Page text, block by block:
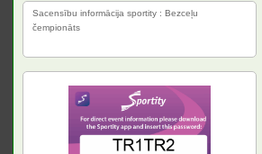
Sacensību informācija sportity : Bezceļu
čempionāts